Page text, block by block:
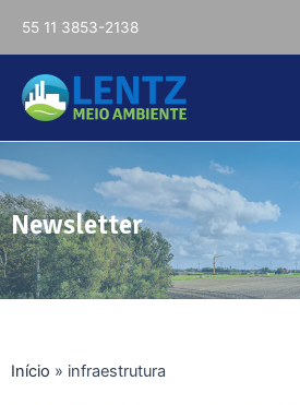
55 11 3853-2138
Newsletter
Início » infraestrutura